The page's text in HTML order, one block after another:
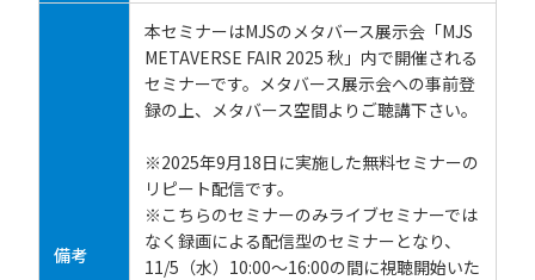
備考
本セミナーはMJSのメタバース展示会「MJS
METAVERSE FAIR 2025 秋」内で開催される
セミナーです。メタバース展示会への事前登
録の上、メタバース空間よりご聴講下さい。
※2025年9月18日に実施した無料セミナーの
リピート配信です。
※こちらのセミナーのみライブセミナーでは
なく録画による配信型のセミナーとなり、
11/5（水）10:00～16:00の間に視聴開始いた